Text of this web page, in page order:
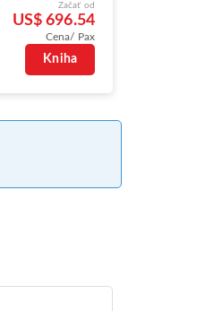
Začať od
US$ 696.54
Cena/ Pax
Kniha